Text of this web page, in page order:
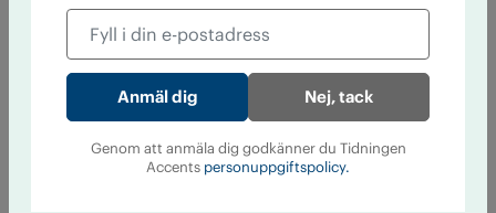
Nej, tack
Genom att anmäla dig godkänner du Tidningen
Accents personuppgiftspolicy.